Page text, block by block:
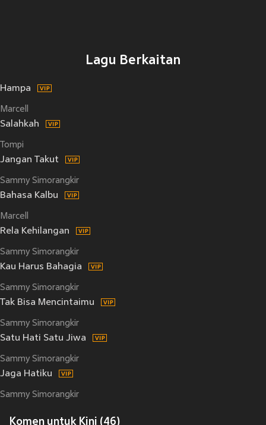
Lagu Berkaitan
Hampa
Marcell
Salahkah
Tompi
Jangan Takut
Sammy Simorangkir
Bahasa Kalbu
Marcell
Rela Kehilangan
Sammy Simorangkir
Kau Harus Bahagia
Sammy Simorangkir
Tak Bisa Mencintaimu
Sammy Simorangkir
Satu Hati Satu Jiwa
Sammy Simorangkir
Jaga Hatiku
Sammy Simorangkir
Komen untuk Kini (46)